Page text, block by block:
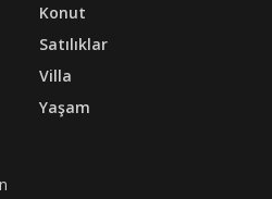
Konut
Satılıklar
Villa
Yaşam